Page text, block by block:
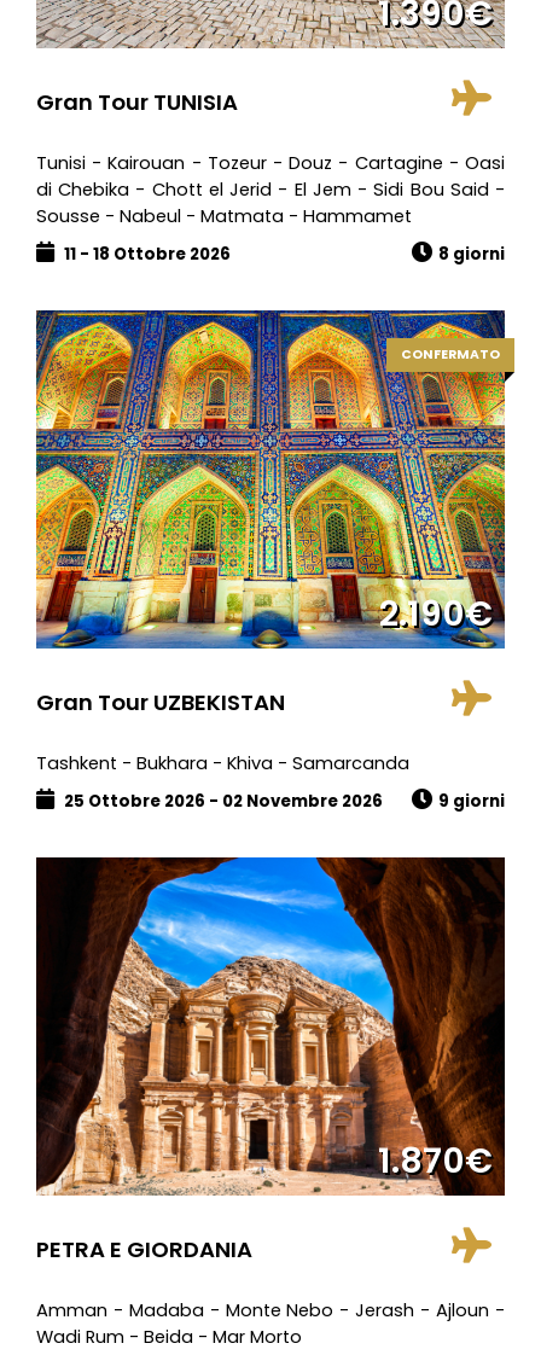
1.390€
Gran Tour TUNISIA
Tunisi - Kairouan - Tozeur - Douz - Cartagine - Oasi
di Chebika - Chott el Jerid - El Jem - Sidi Bou Said -
Sousse - Nabeul - Matmata - Hammamet
11 - 18 Ottobre 2026 8 giorni
CONFERMATO
2.190€
Gran Tour UZBEKISTAN
Tashkent - Bukhara - Khiva - Samarcanda
25 Ottobre 2026 - 02 Novembre 2026 9 giorni
1.870€
PETRA E GIORDANIA
Amman - Madaba - Monte Nebo - Jerash - Ajloun -
Wadi Rum - Beida - Mar Morto